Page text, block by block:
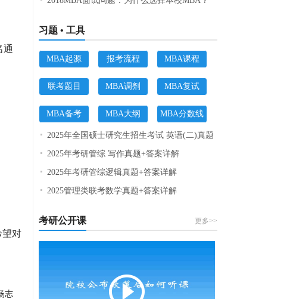
通
望对
志
习题 • 工具
MBA起源 报考流程 MBA课程
联考题目 MBA调剂 MBA复试
MBA备考 MBA大纲 MBA分数线
2025年全国硕士研究生招生考试 英语(二)真题
2025年考研管综 写作真题+答案详解
2025年考研管综逻辑真题+答案详解
2025管理类联考数学真题+答案详解
考研公开课 更多>>